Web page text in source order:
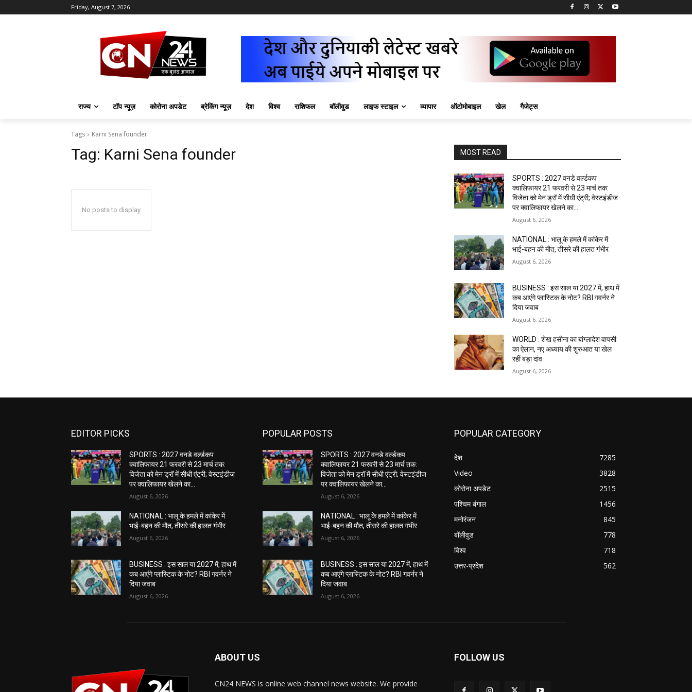
Friday, August 7, 2026
राज्य टॉप न्यूज़ कोरोना अपडेट ब्रेकिंग न्यूज़ देश विश्व राशिफल बॉलीवुड लाइफ स्टाइल व्यापार ऑटोमोबाइल खेल गैजेट्स
Tags Karni Sena founder
Tag: Karni Sena founder
No posts to display
MOST READ
SPORTS : 2027 वनडे वर्ल्डकप
क्वालिफायर 21 फरवरी से 23 मार्च तक:
विजेता को मेन ड्रॉ में सीधी एंट्री; वेस्टइंडीज
पर क्वालिफायर खेलने का...
August 6, 2026
NATIONAL : भालू के हमले में कांकेर में
भाई-बहन की मौत, तीसरे की हालत गंभीर
August 6, 2026
BUSINESS : इस साल या 2027 में, हाथ में
कब आएंगे प्लास्टिक के नोट? RBI गवर्नर ने
दिया जवाब
August 6, 2026
WORLD : शेख हसीना का बांग्लादेश वापसी
का ऐलान, नए अध्याय की शुरुआत या खेल
रहीं बड़ा दांव
August 6, 2026
EDITOR PICKS
SPORTS : 2027 वनडे वर्ल्डकप
क्वालिफायर 21 फरवरी से 23 मार्च तक:
विजेता को मेन ड्रॉ में सीधी एंट्री; वेस्टइंडीज
पर क्वालिफायर खेलने का...
August 6, 2026
NATIONAL : भालू के हमले में कांकेर में
भाई-बहन की मौत, तीसरे की हालत गंभीर
August 6, 2026
BUSINESS : इस साल या 2027 में, हाथ में
कब आएंगे प्लास्टिक के नोट? RBI गवर्नर ने
दिया जवाब
August 6, 2026
POPULAR POSTS
SPORTS : 2027 वनडे वर्ल्डकप
क्वालिफायर 21 फरवरी से 23 मार्च तक:
विजेता को मेन ड्रॉ में सीधी एंट्री; वेस्टइंडीज
पर क्वालिफायर खेलने का...
August 6, 2026
NATIONAL : भालू के हमले में कांकेर में
भाई-बहन की मौत, तीसरे की हालत गंभीर
August 6, 2026
BUSINESS : इस साल या 2027 में, हाथ में
कब आएंगे प्लास्टिक के नोट? RBI गवर्नर ने
दिया जवाब
August 6, 2026
POPULAR CATEGORY
देश
7285
Video
3828
कोरोना अपडेट
2515
पश्चिम बंगाल
1456
मनोरंजन
845
बॉलीवुड
778
विश्व
718
उत्तर-प्रदेश
562
ABOUT US
CN24 NEWS is online web channel news website. We provide
FOLLOW US